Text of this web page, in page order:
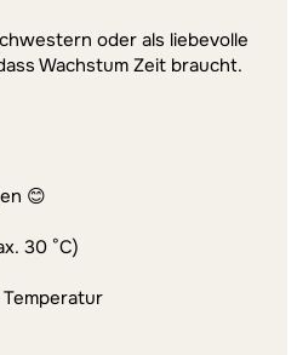
oder als liebevolle
Wachstum Zeit braucht.
😊
30 °C)